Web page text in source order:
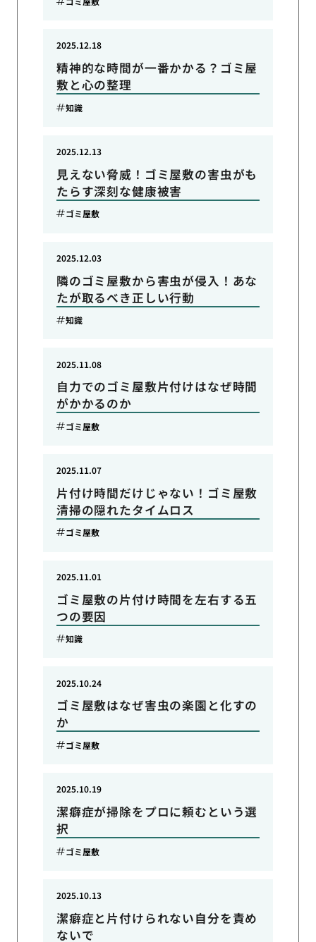
精神的な時間が一番かかる？ゴミ屋
敷と心の整理
2025.12.18
知識
見えない脅威！ゴミ屋敷の害虫がも
たらす深刻な健康被害
2025.12.13
ゴミ屋敷
隣のゴミ屋敷から害虫が侵入！あな
たが取るべき正しい行動
2025.12.03
知識
自力でのゴミ屋敷片付けはなぜ時間
がかかるのか
2025.11.08
ゴミ屋敷
片付け時間だけじゃない！ゴミ屋敷
清掃の隠れたタイムロス
2025.11.07
ゴミ屋敷
ゴミ屋敷の片付け時間を左右する五
つの要因
2025.11.01
知識
ゴミ屋敷はなぜ害虫の楽園と化すの
か
2025.10.24
ゴミ屋敷
潔癖症が掃除をプロに頼むという選
択
2025.10.19
ゴミ屋敷
潔癖症と片付けられない自分を責め
ないで
2025.10.13